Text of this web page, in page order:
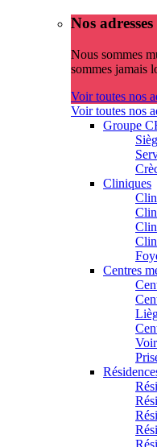
Nos adresses
Nous sommes
sommes jamais
Voir toutes nos
Voir toutes nos
Groupe
Cliniques
Centres